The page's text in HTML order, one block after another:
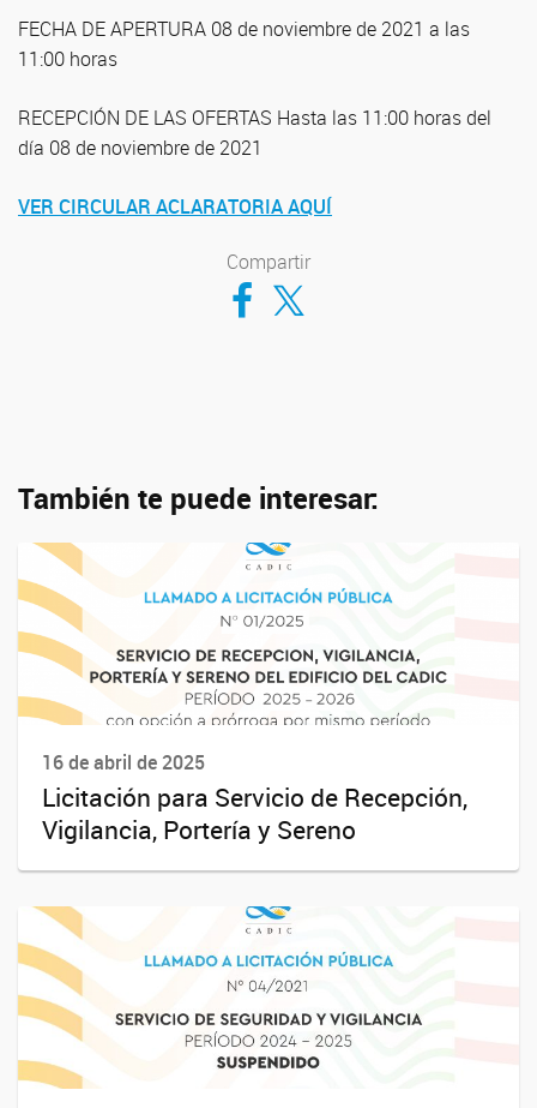
FECHA DE APERTURA 08 de noviembre de 2021 a las
11:00 horas
RECEPCIÓN DE LAS OFERTAS Hasta las 11:00 horas del
día 08 de noviembre de 2021
VER CIRCULAR ACLARATORIA AQUÍ
Compartir
Compartir en Facebook
Compartir en Twitter
También te puede interesar:
16 de abril de 2025
Licitación para Servicio de Recepción,
Vigilancia, Portería y Sereno